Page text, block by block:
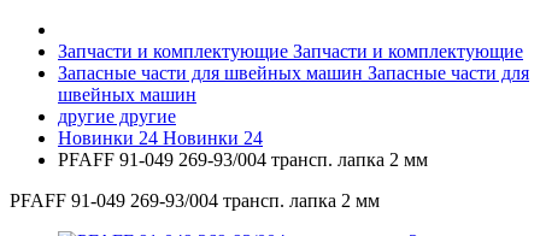
Запчасти и комплектующие Запчасти и комплектующие
Запасные части для швейных машин Запасные части для
швейных машин
другие другие
Новинки 24 Новинки 24
PFAFF 91-049 269-93/004 трансп. лапка 2 мм
PFAFF 91-049 269-93/004 трансп. лапка 2 мм